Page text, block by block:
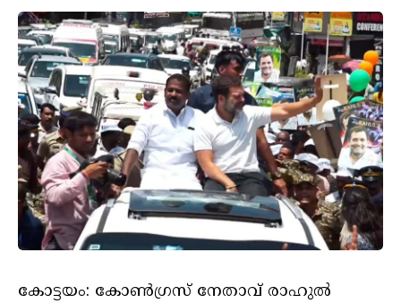
കോട്ടയം: കോൺഗ്രസ് നേതാവ് രാഹുൽ